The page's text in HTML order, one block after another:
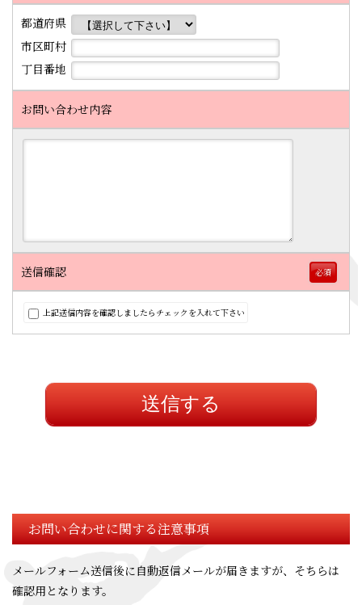
都道府県
市区町村
丁目番地
お問い合わせ内容
必須
送信確認
上記送信内容を確認しましたらチェックを入れて下さい
送信する
お問い合わせに関する注意事項
メールフォーム送信後に自動返信メールが届きますが、そちらは
確認用となります。